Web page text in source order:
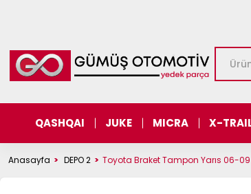
QASHQAI JUKE MICRA X-
Anasayfa DEPO 2 Toyota Braket Tampon Yarıs 06-